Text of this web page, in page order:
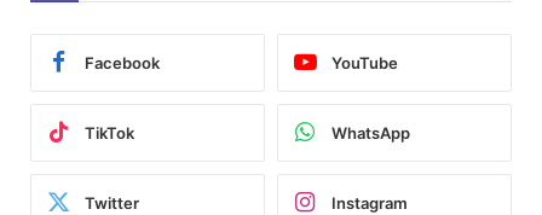
Facebook YouTube
TikTok WhatsApp
Twitter Instagram